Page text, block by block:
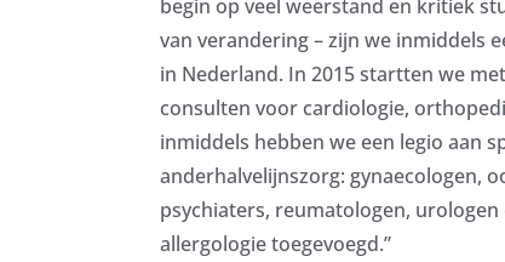
begin op veel weerstand en kritiek
van verandering – zijn we inmiddels
in Nederland. In 2015 startten we
consulten voor cardiologie,
inmiddels hebben we een legio aan
anderhalvelijnszorg: gynaecologen,
psychiaters, reumatologen,
allergologie toegevoegd.”